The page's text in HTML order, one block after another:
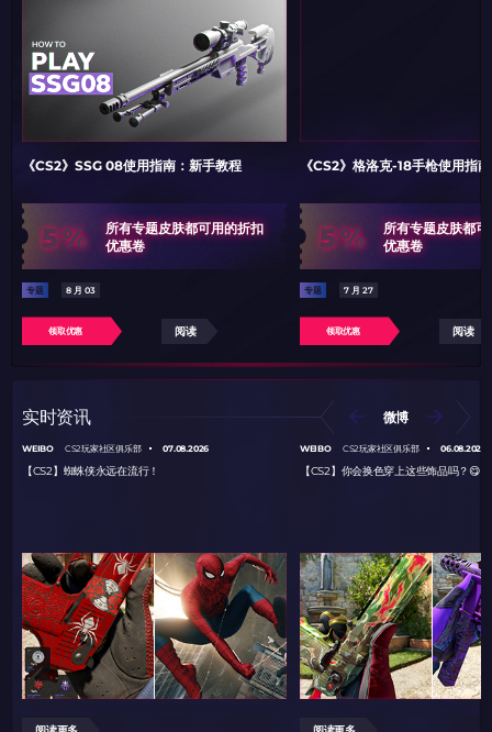
《CS2》SSG 08使用指南：新手教程
5%
所有专题皮肤都可用的折扣
优惠卷
专题 8 月 03
领取优惠 阅读
《CS2》格洛克-18手枪使用指
5%
所有专题皮肤都
优惠卷
专题 7 月 27
领取优惠 阅读
实时资讯 微博
WEIBO CS2玩家社区俱乐部 07.08.2026
【CS2】蜘蛛侠永远在流行！
WEIBO CS2玩家社区俱乐部 06.08.2026
【CS2】你会换色穿上这些饰品吗？😋